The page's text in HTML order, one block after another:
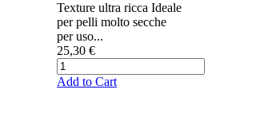
​Texture ultra ricca Ideale
per pelli molto secche
per uso...
25,30 €
Add to Cart